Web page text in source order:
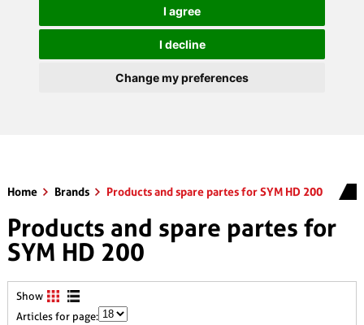
I agree
I decline
Change my preferences
Home Brands Products and spare partes for SYM HD 200
Products and spare partes for
SYM HD 200
Show
Articles for page: